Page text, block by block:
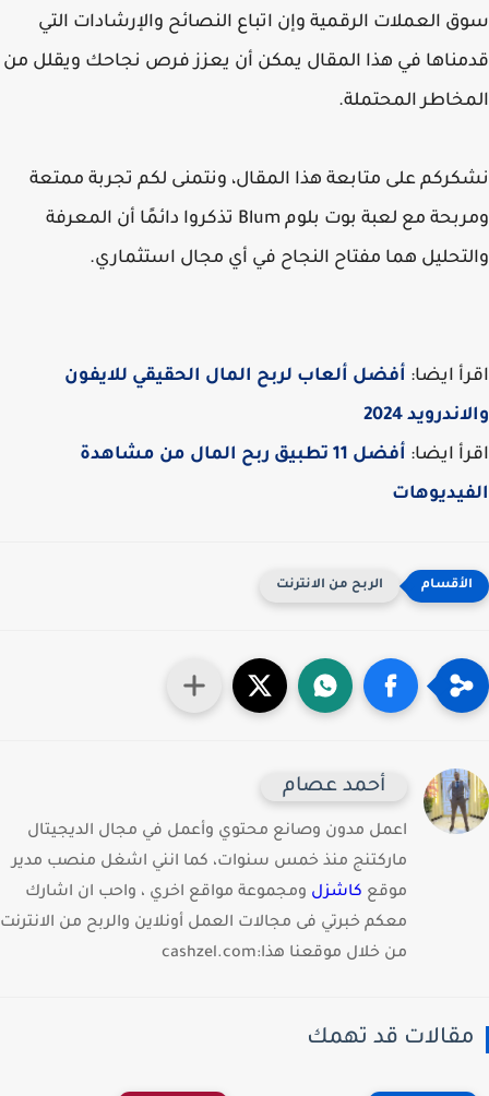
العملات الرقمية وإن اتباع النصائح والإرشادات التي
في هذا المقال يمكن أن يعزز فرص نجاحك ويقلل من
المحتملة.
على متابعة هذا المقال، ونتمنى لكم تجربة ممتعة
ومربحة مع لعبة بوت بلوم Blum تذكروا دائمًا أن المعرفة
هما مفتاح النجاح في أي مجال استثماري.
ايضا:أفضل ألعاب لربح المال الحقيقي للايفون
2024
ايضا:
أفضل 11 تطبيق ربح المال من مشاهدة
الربح من الانترنت
أحمد عصام
اعمل مدون وصانع محتوي وأعمل في مجال الديجيتال
ماركتنج منذ خمس سنوات، كما انني اشغل منصب مدير
موقعكاشزلومجموعة مواقع اخري ، واحب ان اشارك
معكم خبرتي فى مجالات العمل أونلاين والربح من الانترنت
من خلال موقعنا هذا:cashzel.com
قد تهمك